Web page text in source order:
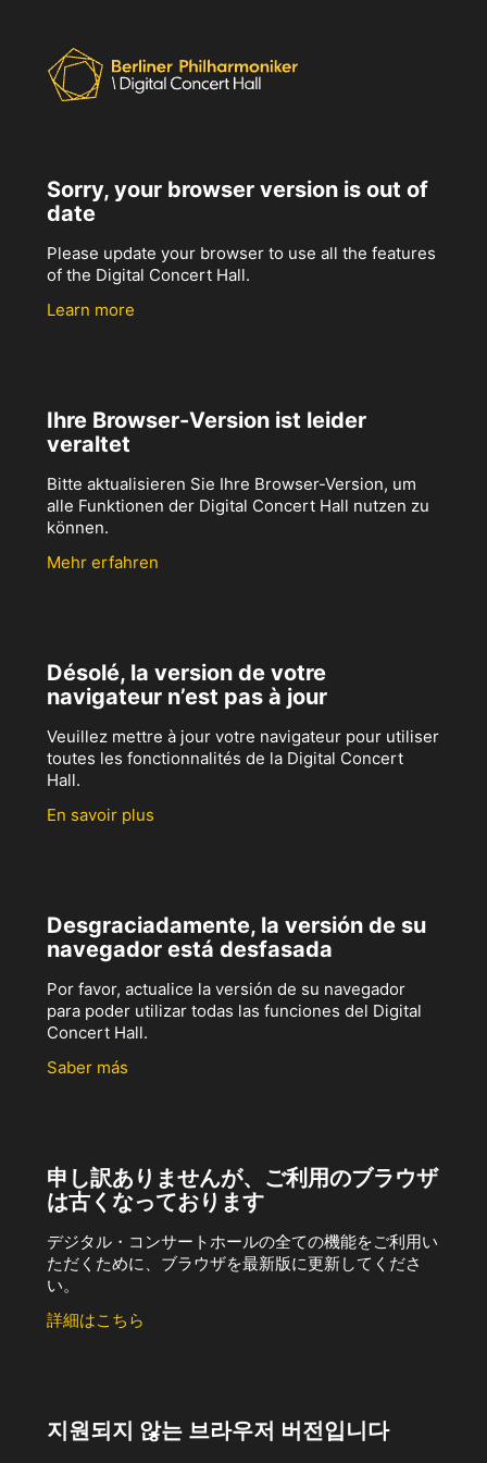
Sorry, your browser version is out of
date
Please update your browser to use all the features
of the Digital Concert Hall.
Learn more
Ihre Browser-Version ist leider
veraltet
Bitte aktualisieren Sie Ihre Browser-Version, um
alle Funktionen der Digital Concert Hall nutzen zu
können.
Mehr erfahren
Désolé, la version de votre
navigateur n’est pas à jour
Veuillez mettre à jour votre navigateur pour utiliser
toutes les fonctionnalités de la Digital Concert
Hall.
En savoir plus
Desgraciadamente, la versión de su
navegador está desfasada
Por favor, actualice la versión de su navegador
para poder utilizar todas las funciones del Digital
Concert Hall.
Saber más
申し訳ありませんが、ご利用のブラウザ
は古くなっております
デジタル・コンサートホールの全ての機能をご利用い
ただくために、ブラウザを最新版に更新してくださ
い。
詳細はこちら
지원되지 않는 브라우저 버전입니다